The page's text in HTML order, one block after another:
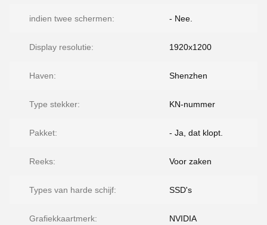
indien twee schermen: - Nee.
Display resolutie: 1920x1200
Haven: Shenzhen
Type stekker: KN-nummer
Pakket: - Ja, dat klopt.
Reeks: Voor zaken
Types van harde schijf: SSD's
Grafiekkaartmerk: NVIDIA